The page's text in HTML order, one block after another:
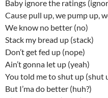
Baby ignore the ratings
Cause pull up, we pump up,
We know no better (no)
Stack my bread up (stack)
Don’t get fed up (nope)
Ain’t gonna let up (yeah)
You told me to shut up (shut
But I’ma do better (huh?)